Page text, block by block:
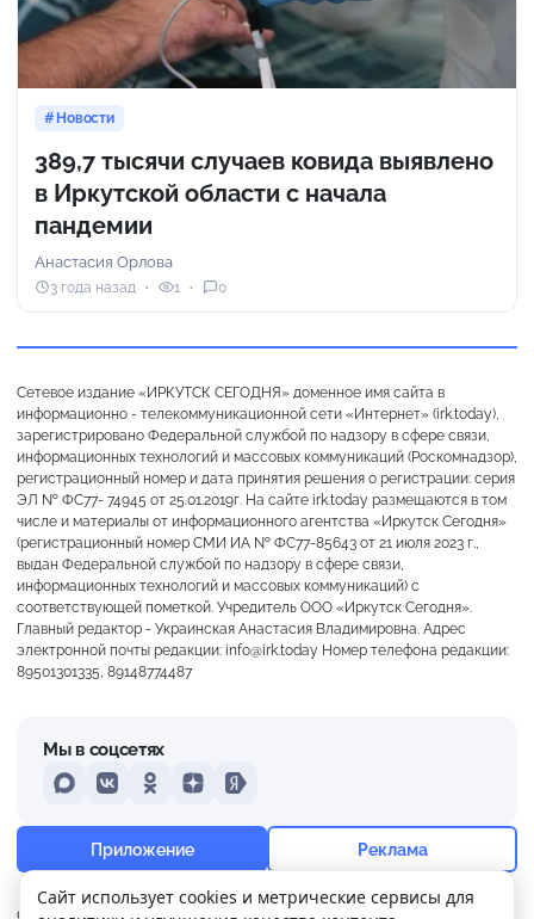
+25° Преимущественно ясно
Ощущается как +25
Новости
389,7 тысячи случаев ковида выявлено
в Иркутской области с начала
пандемии
Анастасия Орлова
3 года назад 1 0
Сетевое издание «ИРКУТСК СЕГОДНЯ» доменное имя сайта в
информационно - телекоммуникационной сети «Интернет» (irk.today),
зарегистрировано Федеральной службой по надзору в сфере связи,
информационных технологий и массовых коммуникаций (Роскомнадзор),
регистрационный номер и дата принятия решения о регистрации: серия
ЭЛ № ФС77- 74945 от 25.01.2019г. На сайте irk.today размещаются в том
числе и материалы от информационного агентства «Иркутск Сегодня»
(регистрационный номер СМИ ИА № ФС77-85643 от 21 июля 2023 г.,
выдан Федеральной службой по надзору в сфере связи,
информационных технологий и массовых коммуникаций) с
соответствующей пометкой. Учредитель ООО «Иркутск Сегодня».
Главный редактор - Украинская Анастасия Владимировна. Адрес
электронной почты редакции: info@irk.today Номер телефона редакции:
89501301335, 89148774487
О нас Контакты Прислать новость
Мы в соцсетях
MAXVKontakteOdnoklassniki
DzenYandex
Приложение Реклама
Сайт использует cookies и метрические сервисы для